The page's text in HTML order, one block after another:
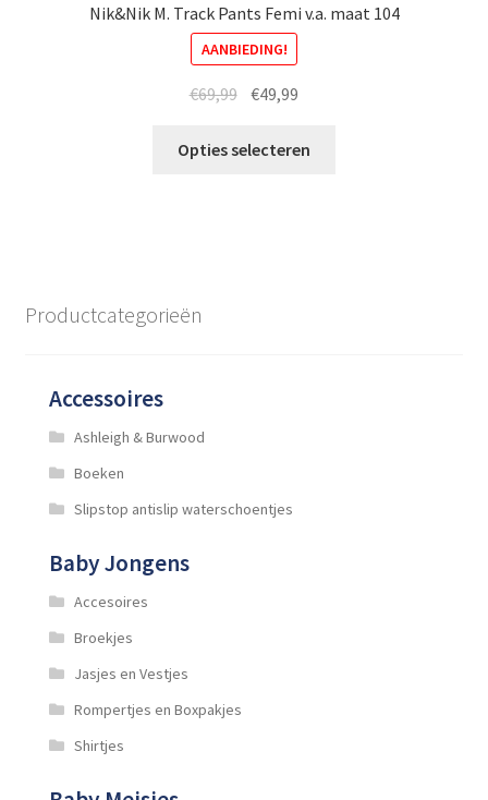
Nik&Nik M. Track Pants Femi v.a. maat 104
AANBIEDING!
€69,99 Oorspronkelijke
was:
€49,99
is:
Opties selecteren
Productcategorieën
Accessoires
Ashleigh & Burwood
Boeken
Slipstop antislip waterschoentjes
Baby Jongens
Accesoires
Broekjes
Jasjes en Vestjes
Rompertjes en Boxpakjes
Shirtjes